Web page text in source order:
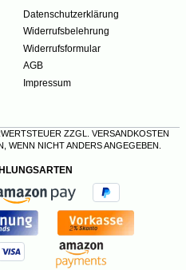
Datenschutzerklärung
Widerrufsbelehrung
Widerrufsformular
AGB
Impressum
ZZGL. VERSANDKOSTEN
WENN NICHT ANDERS ANGEGEBEN.